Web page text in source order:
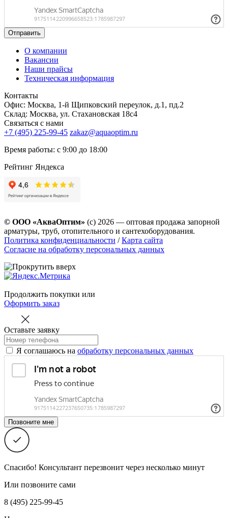
Отправить
О компании
Вакансии
Наши прайсы
Техническая информация
Контакты
Офис: Москва, 1-й Щипковский переулок, д.1, пд.2
Склад: Москва, ул. Стахановская 18с4
Связаться с нами
+7 (495) 225-99-45 zakaz@aquaoptim.ru
Время работы: с 9:00 до 18:00
Рейтинг Яндекса
© ООО «АкваОптим» (с) 2026 — оптовая продажа запорной
арматуры, труб, отопительного и сантехоборудования.
Политика конфиденциальности /Карта сайта
Согласие на обработку персональных данных
Продолжить покупки или
Оформить заказ
Оставьте заявку
Я соглашаюсь на обработку персональных данных
Спасибо! Консультант перезвонит через несколько минут
Или позвоните сами
8 (495) 225-99-45